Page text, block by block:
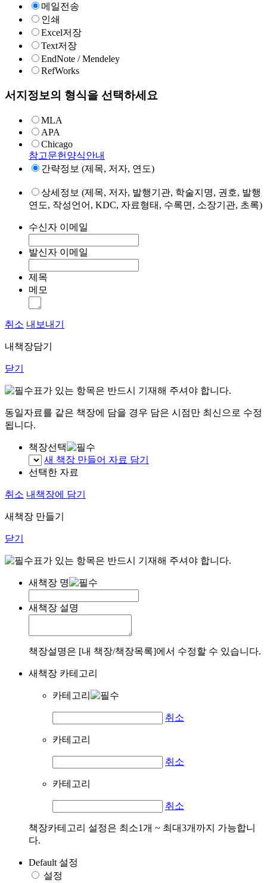
메일전송
인쇄
Excel저장
Text저장
EndNote / Mendeley
RefWorks
서지정보의 형식을 선택하세요
MLA
APA
Chicago
참고문헌양식안내
간략정보 (제목, 저자, 연도)
상세정보 (제목, 저자, 발행기관, 학술지명, 권호, 발행
연도, 작성언어, KDC, 자료형태, 수록면, 소장기관, 초록)
수신자 이메일
발신자 이메일
제목
메모
취소 내보내기
내책장담기
닫기
표가 있는 항목은 반드시 기재해 주셔야 합니다.
동일자료를 같은 책장에 담을 경우 담은 시점만 최신으로 수정
됩니다.
책장선택
새 책장 만들어 자료 담기
선택한 자료
취소 내책장에 담기
새책장 만들기
닫기
표가 있는 항목은 반드시 기재해 주셔야 합니다.
새책장 명
새책장 설명
책장설명은 [내 책장/책장목록]에서 수정할 수 있습니다.
새책장 카테고리
카테고리
취소
카테고리
취소
카테고리
취소
책장카테고리 설정은 최소1개 ~ 최대3개까지 가능합니
다.
Default 설정
설정